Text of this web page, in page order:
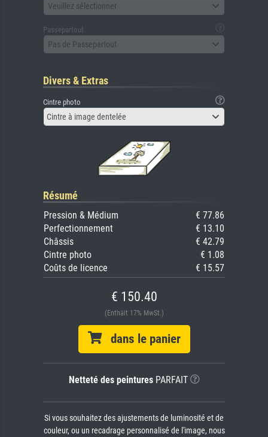
Veuillez sélectionner
Passepartout
Pas de Passepartout
Divers & Extras
Cintre photo
Cintre à image dentelée
Résumé
Pression & Médium
€ 77.86
Perfectionnement
€ 13.10
Châssis
€ 42.79
Cintre photo
€ 1.08
Coûts de licence
€ 15.57
€ 150.40
(Enthält 17% MwSt.)
dans le panier
Netteté des peinturesPARFAIT
Si vous souhaitez des ajustements de luminosité et de
couleur, ou un recadrage personnalisé de l'image, nous